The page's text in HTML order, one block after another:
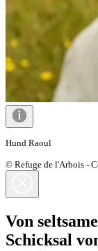
Hund Raoul
© Refuge de l'Arbois -
Von
Schicksal